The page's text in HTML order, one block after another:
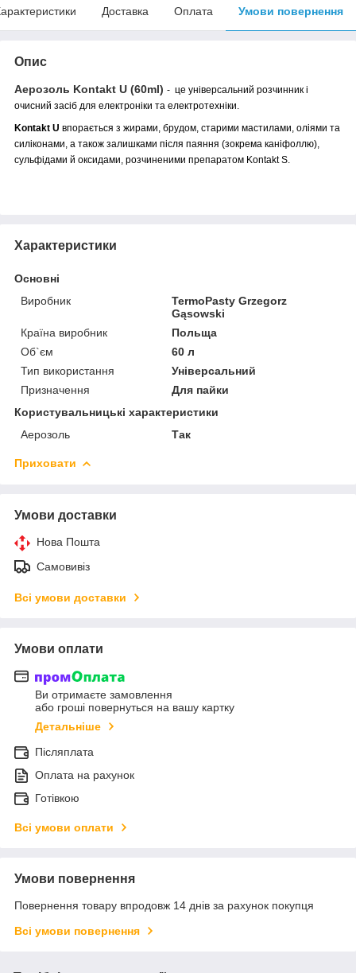
Доставка Оплата Умови повернення
Опис
Аерозоль Kontakt U (60ml) - це універсальний розчинник і
очисний засіб для електроніки та електротехніки.
Kontakt U впорається з жирами, брудом, старими мастилами, оліями та
силіконами, а також залишками після паяння (зокрема каніфоллю),
сульфідами й оксидами, розчиненими препаратом Kontakt S.
Характеристики
Основні
Виробник
TermoPasty Grzegorz
Gąsowski
Країна виробник
Польща
Об`єм
60 л
Тип використання
Універсальний
Призначення
Для пайки
Користувальницькі характеристики
Аерозоль
Так
Приховати
Умови доставки
Нова Пошта
Самовивіз
Всі умови доставки
Умови оплати
Ви отримаєте замовлення
або гроші повернуться на вашу картку
Детальніше
Післяплата
Оплата на рахунок
Готівкою
Всі умови оплати
Умови повернення
Повернення товару впродовж 14 днів за рахунок покупця
Всі умови повернення